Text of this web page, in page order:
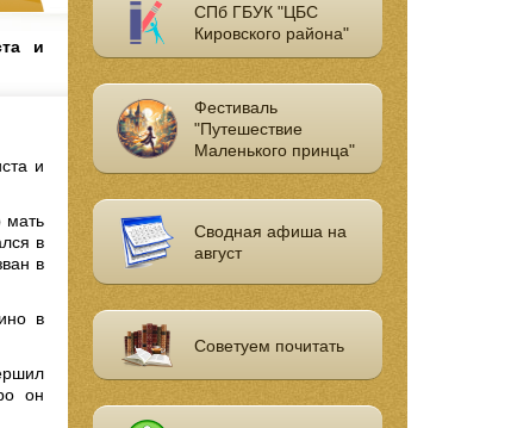
и
и
мать
в
в
в
он
СПб ГБУК "ЦБС
Кировского района"
Фестиваль
"Путешествие
Маленького принца"
Сводная афиша на
август
Советуем почитать